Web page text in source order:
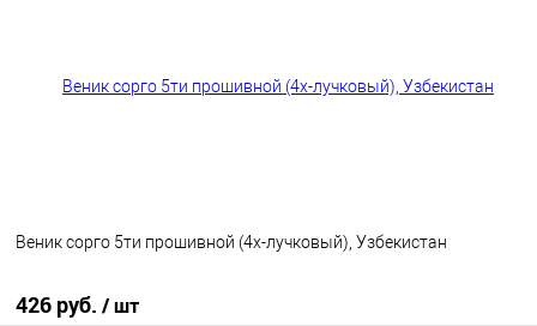
Веник сорго 5ти прошивной (4х-лучковый), Узбекистан
426 руб. / шт